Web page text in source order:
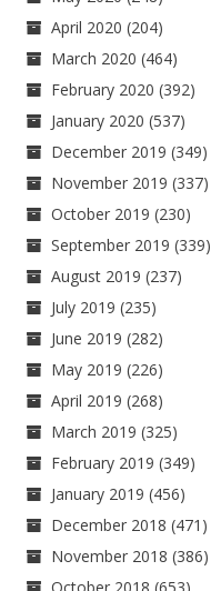
April 2020 (204)
March 2020 (464)
February 2020 (392)
January 2020 (537)
December 2019 (349)
November 2019 (337)
October 2019 (230)
September 2019 (339)
August 2019 (237)
July 2019 (235)
June 2019 (282)
May 2019 (226)
April 2019 (268)
March 2019 (325)
February 2019 (349)
January 2019 (456)
December 2018 (471)
November 2018 (386)